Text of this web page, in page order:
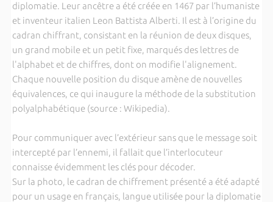
diplomatie. Leur ancêtre a été créée en 1467 par l’humaniste
et inventeur italien Leon Battista Alberti. Il est à l’origine du
cadran chiffrant, consistant en la réunion de deux disques,
un grand mobile et un petit fixe, marqués des lettres de
l'alphabet et de chiffres, dont on modifie l'alignement.
Chaque nouvelle position du disque amène de nouvelles
équivalences, ce qui inaugure la méthode de la substitution
polyalphabétique (source : Wikipedia).
Pour communiquer avec l’extérieur sans que le message soit
intercepté par l’ennemi, il fallait que l’interlocuteur
connaisse évidemment les clés pour décoder.
Sur la photo, le cadran de chiffrement présenté a été adapté
pour un usage en français, langue utilisée pour la diplomatie